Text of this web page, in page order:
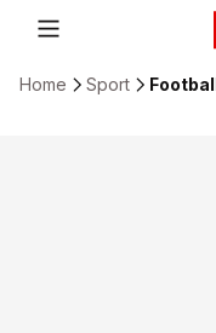
Home Sport